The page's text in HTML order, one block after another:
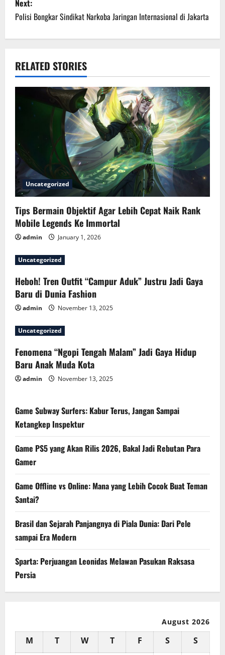
s
t
a
v
a
t
i
o
n
Next:
Polisi Bongkar Sindikat Narkoba Jaringan Internasional di Jakarta
RELATED STORIES
Uncategorized
Tips Bermain Objektif Agar Lebih Cepat Naik Rank
Mobile Legends Ke Immortal
admin January 1, 2026
Uncategorized
Heboh! Tren Outfit “Campur Aduk” Justru Jadi Gaya
Baru di Dunia Fashion
admin November 13, 2025
Uncategorized
Fenomena “Ngopi Tengah Malam” Jadi Gaya Hidup
Baru Anak Muda Kota
admin November 13, 2025
Game Subway Surfers: Kabur Terus, Jangan Sampai
Ketangkep Inspektur
Game PS5 yang Akan Rilis 2026, Bakal Jadi Rebutan Para
Gamer
Game Offline vs Online: Mana yang Lebih Cocok Buat Teman
Santai?
Brasil dan Sejarah Panjangnya di Piala Dunia: Dari Pele
sampai Era Modern
Sparta: Perjuangan Leonidas Melawan Pasukan Raksasa
Persia
August 2026
M T W T F S S